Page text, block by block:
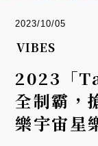
2023/10/05
VIBES
2023「
全制霸，
樂宇宙星